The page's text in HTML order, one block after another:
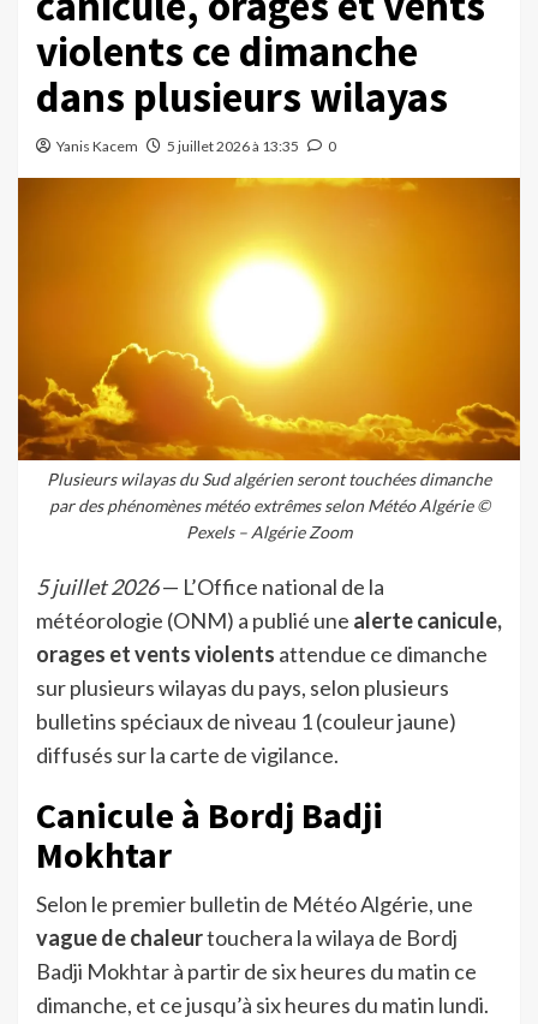
violents ce dimanche
dans plusieurs wilayas
Yanis Kacem 5 juillet 2026 à 13:35 0
Plusieurs wilayas du Sud algérien seront touchées dimanche
par des phénomènes météo extrêmes selon Météo Algérie ©
Pexels – Algérie Zoom
5 juillet 2026— L’Office national de la
météorologie (ONM) a publié une alerte canicule,
orages et vents violents attendue ce dimanche
sur plusieurs wilayas du pays, selon plusieurs
bulletins spéciaux de niveau 1 (couleur jaune)
diffusés sur la carte de vigilance.
Canicule à Bordj Badji
Mokhtar
Selon le premier bulletin de Météo Algérie, une
vague de chaleurtouchera la wilaya de Bordj
Badji Mokhtar à partir de six heures du matin ce
dimanche, et ce jusqu’à six heures du matin lundi.